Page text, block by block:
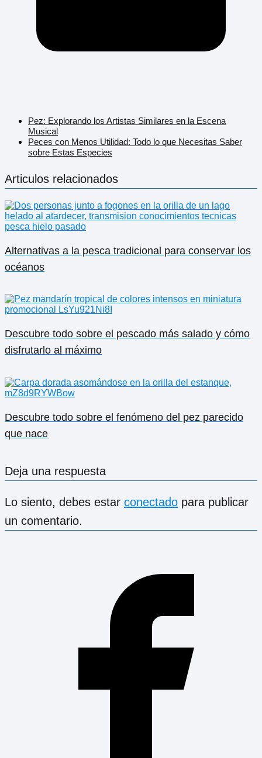
Pez: Explorando los Artistas Similares en la Escena
Musical
Peces con Menos Utilidad: Todo lo que Necesitas Saber
sobre Estas Especies
Articulos relacionados
Alternativas a la pesca tradicional para conservar los
océanos
Descubre todo sobre el pescado más salado y cómo
disfrutarlo al máximo
Descubre todo sobre el fenómeno del pez parecido
que nace
Deja una respuesta
Lo siento, debes estar conectado para publicar
un comentario.